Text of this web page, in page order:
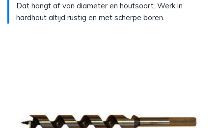
Dat hangt af van diameter en houtsoort. Werk in
hardhout altijd rustig en met scherpe boren.